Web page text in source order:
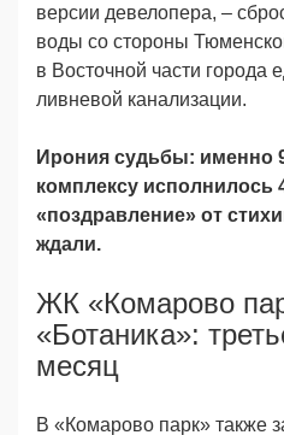
версии девелопера, –
воды со стороны
в Восточной части города
ливневой канализации.
Ирония судьбы: именно
комплексу исполнилось
«поздравление» от
ждали.
ЖК «Комарово
«Ботаника»:
месяц
В «Комарово парк» также